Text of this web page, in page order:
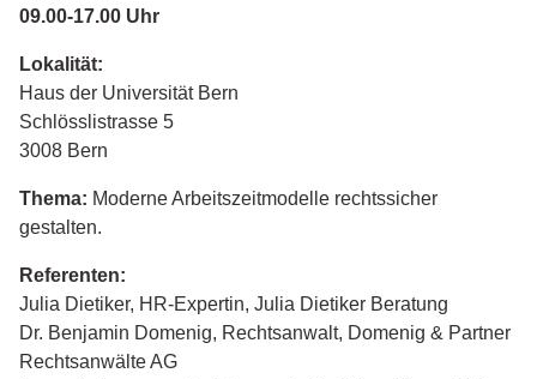
09.00-17.00 Uhr
Lokalität:
Haus der Universität Bern
Schlösslistrasse 5
3008 Bern
Thema: Moderne Arbeitszeitmodelle rechtssicher
gestalten.
Referenten:
Julia Dietiker, HR-Expertin, Julia Dietiker Beratung
Dr. Benjamin Domenig, Rechtsanwalt, Domenig & Partner
Rechtsanwälte AG